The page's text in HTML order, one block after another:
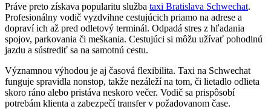
Práve preto získava popularitu služba taxi Bratislava Schwechat.
Profesionálny vodič vyzdvihne cestujúcich priamo na adrese a
dopraví ich až pred odletový terminál. Odpadá stres z hľadania
spojov, parkovania či meškania. Cestujúci si môžu užívať pohodlnú
jazdu a sústrediť sa na samotnú cestu.
Významnou výhodou je aj časová flexibilita. Taxi na Schwechat
funguje spravidla nonstop, takže nezáleží na tom, či lietadlo odlieta
skoro ráno alebo pristáva neskoro večer. Vodič sa prispôsobí
potrebám klienta a zabezpečí transfer v požadovanom čase.